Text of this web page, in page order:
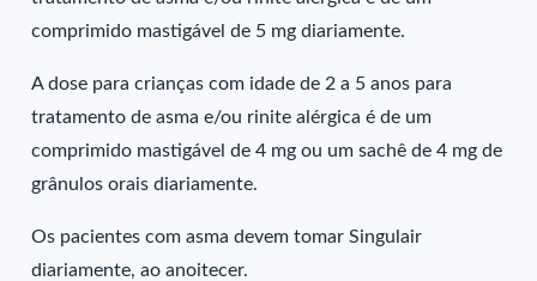
comprimido mastigável de 5 mg diariamente.
A dose para crianças com idade de 2 a 5 anos para
tratamento de asma e/ou rinite alérgica é de um
comprimido mastigável de 4 mg ou um sachê de 4 mg de
grânulos orais diariamente.
Os pacientes com asma devem tomar Singulair
diariamente, ao anoitecer.